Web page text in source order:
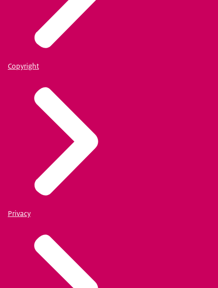
Copyright
Privacy